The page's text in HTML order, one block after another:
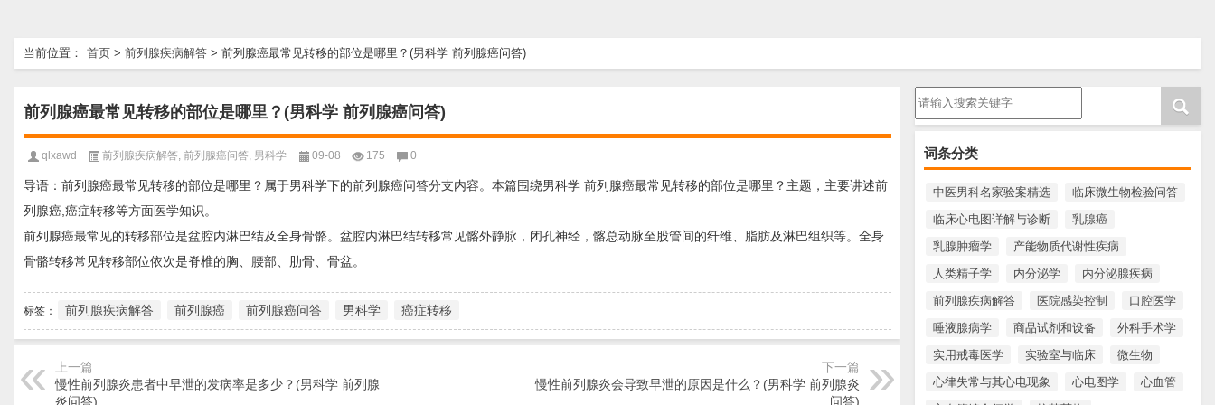
当前位置： 首页 > 前列腺疾病解答 > 前列腺癌最常见转移的部位是哪里？(男科学 前列腺癌问答)
词条分类
中医男科名家验案精选
临床微生物检验问答
临床心电图详解与诊断
乳腺癌
乳腺肿瘤学
产能物质代谢性疾病
人类精子学
内分泌学
内分泌腺疾病
前列腺疾病解答
医院感染控制
口腔医学
唾液腺病学
商品试剂和设备
外科手术学
实用戒毒医学
实验室与临床
微生物
心律失常与其心电现象
心电图学
心血管
前列腺癌最常见转移的部位是哪里？(男科学 前列腺癌问答)
qlxawd 前列腺疾病解答, 前列腺癌问答, 男科学 09-08 175 0
导语：前列腺癌最常见转移的部位是哪里？属于男科学下的前列腺癌问答分支内容。本篇围绕男科学 前列腺癌最常见转移的部位是哪里？主题，主要讲述前
列腺癌,癌症转移等方面医学知识。
前列腺癌最常见的转移部位是盆腔内淋巴结及全身骨骼。盆腔内淋巴结转移常见髂外静脉，闭孔神经，髂总动脉至股管间的纤维、脂肪及淋巴组织等。全身
骨骼转移常见转移部位依次是脊椎的胸、腰部、肋骨、骨盆。
标签： 前列腺疾病解答 前列腺癌 前列腺癌问答 男科学 癌症转移
上一篇
慢性前列腺炎患者中早泄的发病率是多少？(男科学 前列腺
炎问答)
下一篇
慢性前列腺炎会导致早泄的原因是什么？(男科学 前列腺炎
问答)